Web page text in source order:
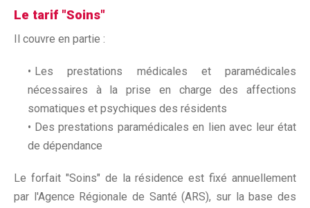
Le tarif "Soins"
Il couvre en partie :
Les prestations médicales et paramédicales
nécessaires à la prise en charge des affections
somatiques et psychiques des résidents
Des prestations paramédicales en lien avec leur état
de dépendance
Le forfait "Soins" de la résidence est fixé annuellement
par l'Agence Régionale de Santé (ARS), sur la base des